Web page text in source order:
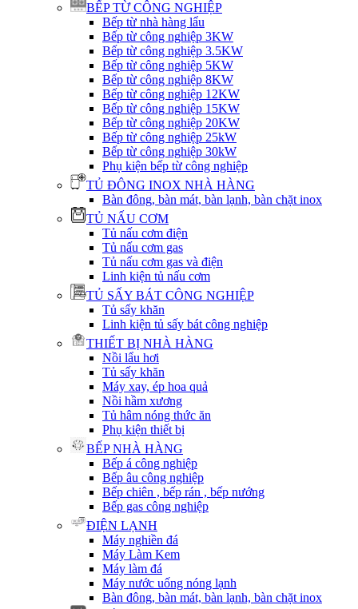
BẾP TỪ CÔNG NGHIỆP
Bếp từ nhà hàng lẩu
Bếp từ công nghiệp 3KW
Bếp từ công nghiệp 3.5KW
Bếp từ công nghiệp 5KW
Bếp từ công nghiệp 8KW
Bếp từ công nghiệp 12KW
Bếp từ công nghiệp 15KW
Bếp từ công nghiệp 20KW
Bếp từ công nghiệp 25kW
Bếp từ công nghiệp 30kW
Phụ kiện bếp từ công nghiệp
TỦ ĐÔNG INOX NHÀ HÀNG
Bàn đông, bàn mát, bàn lạnh, bàn chặt inox
TỦ NẤU CƠM
Tủ nấu cơm điện
Tủ nấu cơm gas
Tủ nấu cơm gas và điện
Linh kiện tủ nấu cơm
TỦ SẤY BÁT CÔNG NGHIỆP
Tủ sấy khăn
Linh kiện tủ sấy bát công nghiệp
THIẾT BỊ NHÀ HÀNG
Nồi lẩu hơi
Tủ sấy khăn
Máy xay, ép hoa quả
Nồi hầm xương
Tủ hâm nóng thức ăn
Phụ kiện thiết bị
BẾP NHÀ HÀNG
Bếp á công nghiệp
Bếp âu công nghiệp
Bếp chiên , bếp rán , bếp nướng
Bếp gas công nghiệp
ĐIỆN LẠNH
Máy nghiền đá
Máy Làm Kem
Máy làm đá
Máy nước uống nóng lạnh
Bàn đông, bàn mát, bàn lạnh, bàn chặt inox